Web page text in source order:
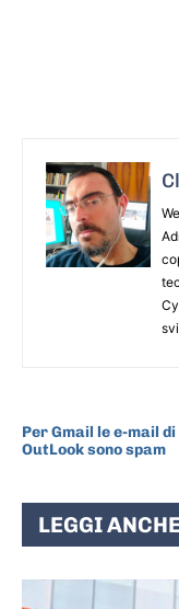
Per Gmail le e-mail di
OutLook sono spam
LEGGI